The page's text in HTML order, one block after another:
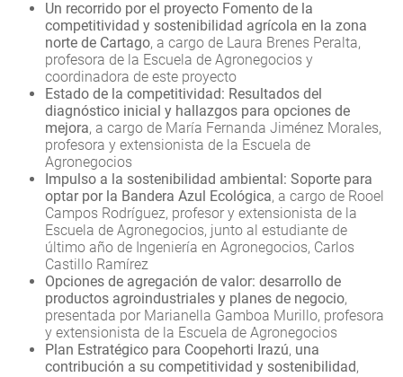
Un recorrido por el proyecto Fomento de la
competitividad y sostenibilidad agrícola en la zona
norte de Cartago, a cargo de Laura Brenes Peralta,
profesora de la Escuela de Agronegocios y
coordinadora de este proyecto
Estado de la competitividad: Resultados del
diagnóstico inicial y hallazgos para opciones de
mejora, a cargo de María Fernanda Jiménez Morales,
profesora y extensionista de la Escuela de
Agronegocios
Impulso a la sostenibilidad ambiental: Soporte para
optar por la Bandera Azul Ecológica, a cargo de Rooel
Campos Rodríguez, profesor y extensionista de la
Escuela de Agronegocios, junto al estudiante de
último año de Ingeniería en Agronegocios, Carlos
Castillo Ramírez
Opciones de agregación de valor: desarrollo de
productos agroindustriales y planes de negocio,
presentada por Marianella Gamboa Murillo, profesora
y extensionista de la Escuela de Agronegocios
Plan Estratégico para Coopehorti Irazú, una
contribución a su competitividad y sostenibilidad,